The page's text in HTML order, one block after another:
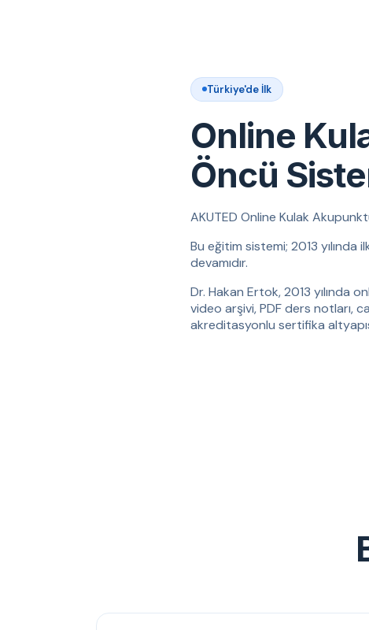
Türkiye'de İlk
Online
Öncü
AKUTED Online Kulak
Bu eğitim sistemi; 2013 yılında
devamıdır.
Dr. Hakan Ertok, 2013 yılında
video arşivi, PDF ders notları,
akreditasyonlu sertifika